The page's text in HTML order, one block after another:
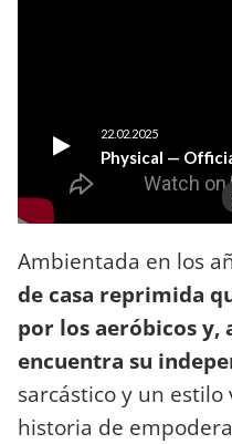
Ambientada en los
de casa reprimida
por los aeróbicos y,
encuentra su
sarcástico y un estilo
historia de